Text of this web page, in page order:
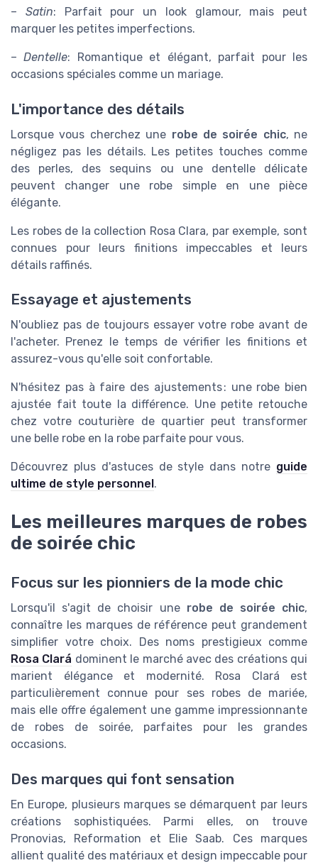
– Satin: Parfait pour un look glamour, mais peut
marquer les petites imperfections.
–Dentelle: Romantique et élégant, parfait pour les
occasions spéciales comme un mariage.
L'importance des détails
Lorsque vous cherchez une robe de soirée chic, ne
négligez pas les détails. Les petites touches comme
des perles, des sequins ou une dentelle délicate
peuvent changer une robe simple en une pièce
élégante.
Les robes de la collection Rosa Clara, par exemple, sont
connues pour leurs finitions impeccables et leurs
détails raffinés.
Essayage et ajustements
N'oubliez pas de toujours essayer votre robe avant de
l'acheter. Prenez le temps de vérifier les finitions et
assurez-vous qu'elle soit confortable.
N'hésitez pas à faire des ajustements : une robe bien
ajustée fait toute la différence. Une petite retouche
chez votre couturière de quartier peut transformer
une belle robe en la robe parfaite pour vous.
Découvrez plus d'astuces de style dans notre guide
ultime de style personnel.
Les meilleures marques de robes
de soirée chic
Focus sur les pionniers de la mode chic
Lorsqu'il s'agit de choisir une robe de soirée chic,
connaître les marques de référence peut grandement
simplifier votre choix. Des noms prestigieux comme
Rosa Clará dominent le marché avec des créations qui
marient élégance et modernité. Rosa Clará est
particulièrement connue pour ses robes de mariée,
mais elle offre également une gamme impressionnante
de robes de soirée, parfaites pour les grandes
occasions.
Des marques qui font sensation
En Europe, plusieurs marques se démarquent par leurs
créations sophistiquées. Parmi elles, on trouve
Pronovias, Reformation et Elie Saab. Ces marques
allient qualité des matériaux et design impeccable pour